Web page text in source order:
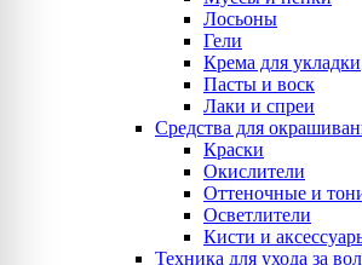
Лосьоны
Гели
Крема для укладки
Пасты и воск
Лаки и спреи
Средства для
Краски
Окислители
Оттеночные и
Осветлители
Кисти и
Техника для ухода за